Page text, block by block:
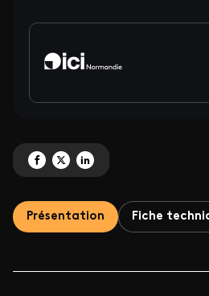
Partagez '#MaFrance2022 ' sur Facebook
Partagez '#MaFrance2022 ' sur X
Partagez '#MaFrance2022 ' sur
Présentation Fiche